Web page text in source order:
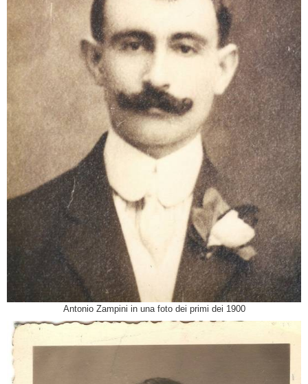
Antonio Zampini in una foto dei primi dei 1900